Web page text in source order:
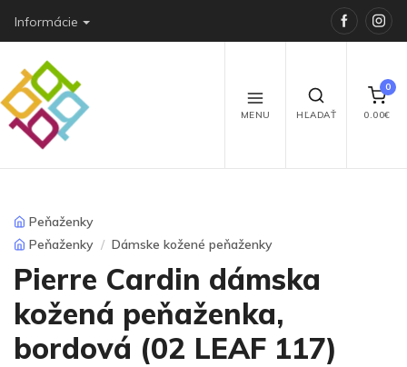
Informácie
MENU HĽADAŤ
0
0.00€
Peňaženky
Peňaženky
Dámske kožené peňaženky
Pierre Cardin dámska
kožená peňaženka,
bordová (02 LEAF 117)